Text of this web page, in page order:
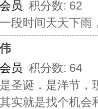
员 积分数: 62
段时间天天下雨
员 积分数: 64
圣诞，是洋节，
实就是找个机会